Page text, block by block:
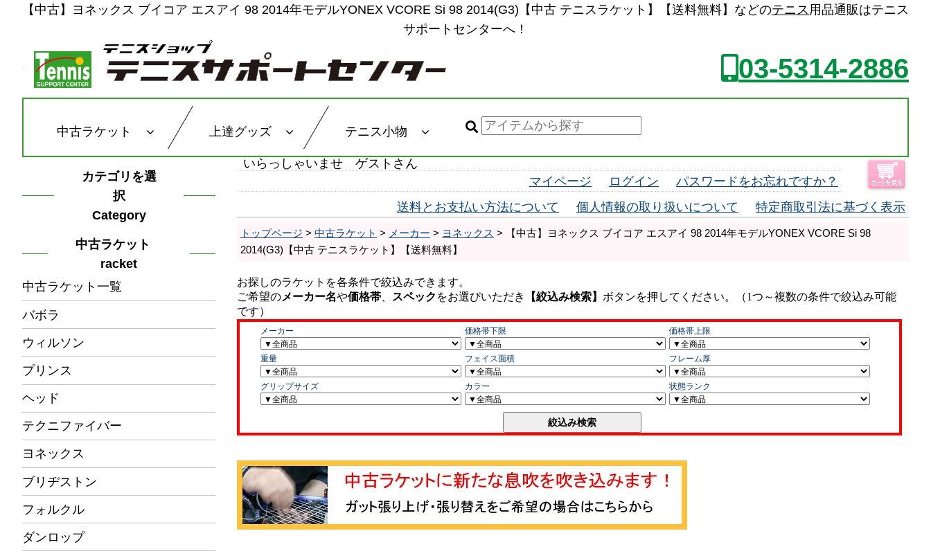
【中古】ヨネックス ブイコア エスアイ 98 2014年モデルYONEX VCORE Si 98 2014(G3)【中古 テニスラケット】【送料無料】などのテニス用品通販はテニス
サポートセンターへ！
03-5314-2886
中古ラケット 上達グッズ テニス小物
カテゴリを選
択
Category
中古ラケット
racket
中古ラケット一覧
バボラ
ウィルソン
プリンス
ヘッド
テクニファイバー
ヨネックス
ブリヂストン
フォルクル
ダンロップ
いらっしゃいませ ゲストさん
マイページ
ログイン
パスワードをお忘れですか？
送料とお支払い方法について
個人情報の取り扱いについて 特定商取引法に基づく表示
トップページ > 中古ラケット > メーカー > ヨネックス > 【中古】ヨネックス ブイコア エスアイ 98 2014年モデルYONEX VCORE Si 98
2014(G3)【中古 テニスラケット】【送料無料】